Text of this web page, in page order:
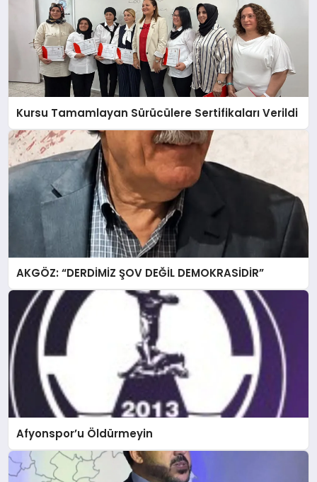
Kursu Tamamlayan Sürücülere Sertifikaları Verildi
AKGÖZ: “DERDİMİZ ŞOV DEĞİL DEMOKRASİDİR”
Afyonspor’u Öldürmeyin